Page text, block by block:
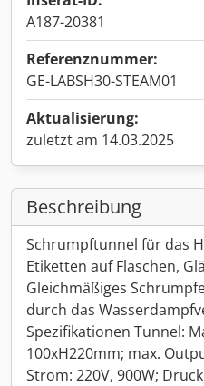
A187-20381
Referenznummer:
GE-LABSH30-STEAM01
Aktualisierung:
zuletzt am 14.03.2025
Beschreibung
Schrumpftunnel für das
Etiketten auf Flaschen,
Gleichmäßiges
durch das
Spezifikationen Tunnel:
100xH220mm; max.
Strom: 220V, 900W;